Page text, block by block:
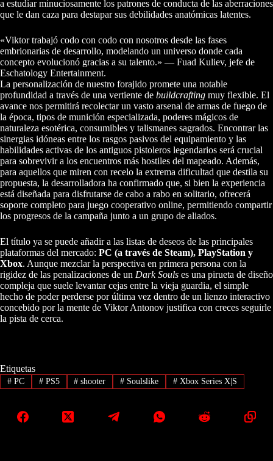
a estudiar minuciosamente los patrones de conducta de las aberraciones
que le dan caza para destapar sus debilidades anatómicas latentes.
«Viktor trabajó codo con codo con nosotros desde las fases
embrionarias de desarrollo, modelando un universo donde cada
concepto evolucionó gracias a su talento.» — Fuad Kuliev, jefe de
Eschatology Entertainment.
La personalización de nuestro forajido promete una notable
profundidad a través de una vertiente de buildcrafting muy flexible. El
avance nos permitirá recolectar un vasto arsenal de armas de fuego de
la época, tipos de munición especializada, poderes mágicos de
naturaleza esotérica, consumibles y talismanes sagrados. Encontrar las
sinergias idóneas entre los rasgos pasivos del equipamiento y las
habilidades activas de los antiguos pistoleros legendarios será crucial
para sobrevivir a los encuentros más hostiles del mapeado. Además,
para aquellos que miren con recelo la extrema dificultad que destila su
propuesta, la desarrolladora ha confirmado que, si bien la experiencia
está diseñada para disfrutarse de cabo a rabo en solitario, ofrecerá
soporte completo para juego cooperativo online, permitiendo compartir
los progresos de la campaña junto a un grupo de aliados.
El título ya se puede añadir a las listas de deseos de las principales
plataformas del mercado: PC (a través de Steam), PlayStation y
Xbox. Aunque mezclar la perspectiva en primera persona con la
rigidez de las penalizaciones de un Dark Souls es una pirueta de diseño
compleja que suele levantar cejas entre la vieja guardia, el simple
hecho de poder perderse por última vez dentro de un lienzo interactivo
concebido por la mente de Viktor Antonov justifica con creces seguirle
la pista de cerca.
Etiquetas
#PC #PS5 # shooter # Soulslike # Xbox Series X|S